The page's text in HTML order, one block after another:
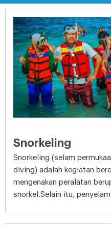
Snorkeling
Snorkeling (selam
diving) adalah kegiatan
mengenakan peralatan
snorkel.Selain itu,